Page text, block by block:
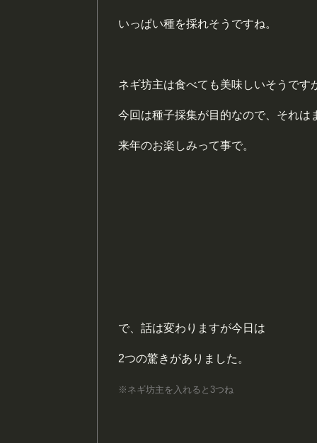
いっぱい種を採れそうですね。
ネギ坊主は食べても美味しいそうです
今回は種子採集が目的なので、それは
来年のお楽しみって事で。
で、話は変わりますが今日は
2つの驚きがありました。
※ネギ坊主を入れると3つね